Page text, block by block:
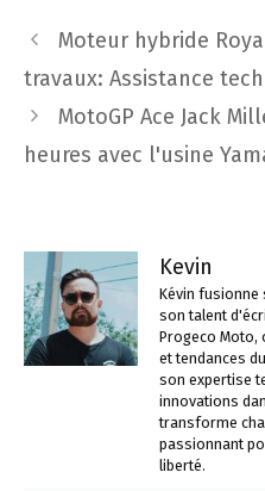
Navigation
des
Moteur hybride
travaux: Assistance
MotoGP Ace Jack
heures avec l'usine
Kevin
Kévin
son talent
Progeco Moto,
et tendances
son expertise
innovations
transforme
passionnant
liberté.